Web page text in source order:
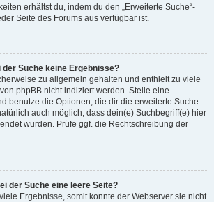
erhältst du, indem du den „Erweiterte Suche“-
Seite des Forums aus verfügbar ist.
Suche keine Ergebnisse?
zu allgemein gehalten und enthielt zu viele
phpBB nicht indiziert werden. Stelle eine
benutze die Optionen, die dir die erweiterte Suche
auch möglich, dass dein(e) Suchbegriff(e) hier
wurden. Prüfe ggf. die Rechtschreibung der
der Suche eine leere Seite?
Ergebnisse, somit konnte der Webserver sie nicht